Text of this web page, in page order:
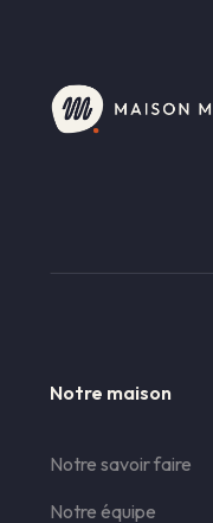
Notre maison
Notre savoir faire
Notre équipe